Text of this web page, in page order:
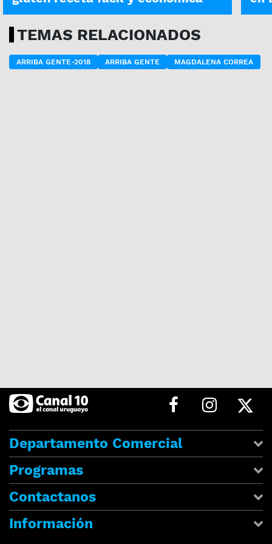
TEMAS RELACIONADOS
ARRIBA GENTE-2018 ARRIBA GENTE MAGDALENA CORREA
Departamento Comercial
Programas
Contactanos
Información